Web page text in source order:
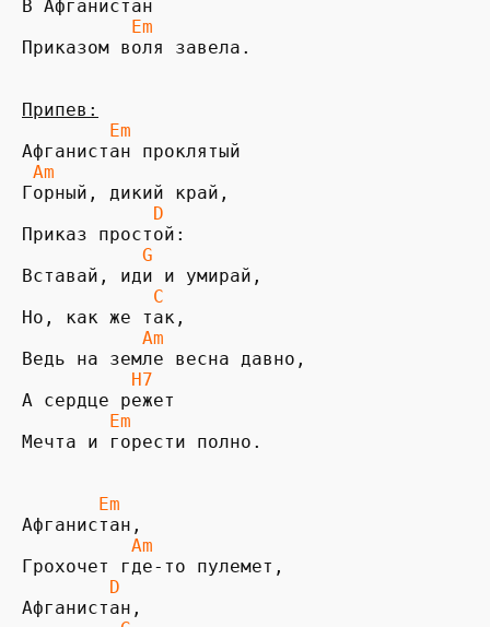
          Em
Приказом воля завела.
Припев:
Em
Am
Горный, дикий край,
D
           G
Вставай, иди и умирай,
C
           Am
Ведь на земле весна давно,
H7
        Em
Мечта и горести полно.
       Em
          Am
Грохочет где-то пулемет,
D